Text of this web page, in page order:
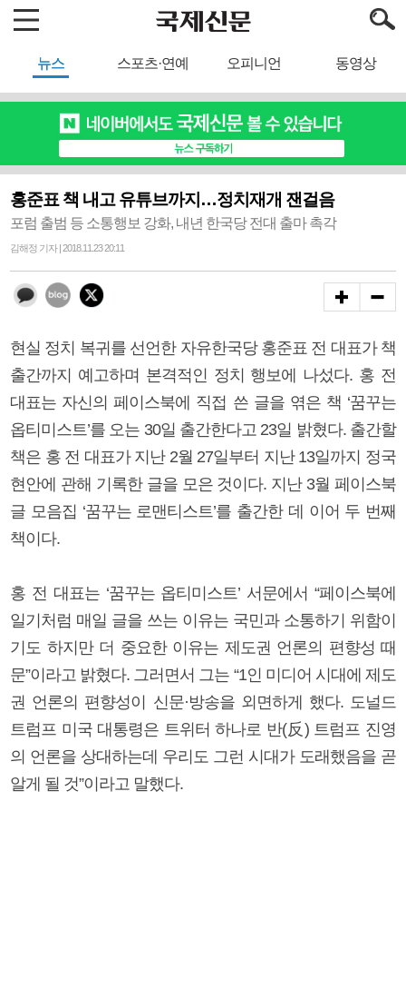
뉴스 스포츠·연예 오피니언 동영상
홍준표 책 내고 유튜브까지…정치재개 잰걸음
포럼 출범 등 소통행보 강화, 내년 한국당 전대 출마 촉각
김해정 기자 | 2018.11.23 20:11
현실 정치 복귀를 선언한 자유한국당 홍준표 전 대표가 책
출간까지 예고하며 본격적인 정치 행보에 나섰다. 홍 전
대표는 자신의 페이스북에 직접 쓴 글을 엮은 책 ‘꿈꾸는
옵티미스트’를 오는 30일 출간한다고 23일 밝혔다. 출간할
책은 홍 전 대표가 지난 2월 27일부터 지난 13일까지 정국
현안에 관해 기록한 글을 모은 것이다. 지난 3월 페이스북
글 모음집 ‘꿈꾸는 로맨티스트’를 출간한 데 이어 두 번째
책이다.
홍 전 대표는 ‘꿈꾸는 옵티미스트’ 서문에서 “페이스북에
일기처럼 매일 글을 쓰는 이유는 국민과 소통하기 위함이
기도 하지만 더 중요한 이유는 제도권 언론의 편향성 때
문”이라고 밝혔다. 그러면서 그는 “1인 미디어 시대에 제도
권 언론의 편향성이 신문·방송을 외면하게 했다. 도널드
트럼프 미국 대통령은 트위터 하나로 반(反) 트럼프 진영
의 언론을 상대하는데 우리도 그런 시대가 도래했음을 곧
알게 될 것”이라고 말했다.